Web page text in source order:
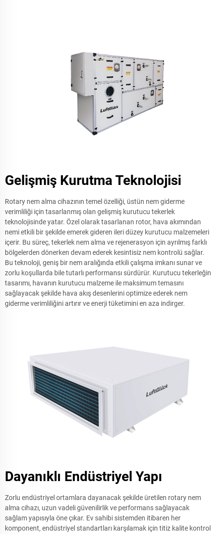
Gelişmiş Kurutma Teknolojisi
Rotary nem alma cihazının temel özelliği, üstün nem giderme
verimliliği için tasarlanmış olan gelişmiş kurutucu tekerlek
teknolojisinde yatar. Özel olarak tasarlanan rotor, hava akımından
nemi etkili bir şekilde emerek gideren ileri düzey kurutucu malzemeleri
içerir. Bu süreç, tekerlek nem alma ve rejenerasyon için ayrılmış farklı
bölgelerden dönerken devam ederek kesintisiz nem kontrolü sağlar.
Bu teknoloji, geniş bir nem aralığında etkili çalışma imkanı sunar ve
zorlu koşullarda bile tutarlı performansı sürdürür. Kurutucu tekerleğin
tasarımı, havanın kurutucu malzeme ile maksimum temasını
sağlayacak şekilde hava akış desenlerini optimize ederek nem
giderme verimliliğini artırır ve enerji tüketimini en aza indirger.
Dayanıklı Endüstriyel Yapı
Zorlu endüstriyel ortamlara dayanacak şekilde üretilen rotary nem
alma cihazı, uzun vadeli güvenilirlik ve performans sağlayacak
sağlam yapısıyla öne çıkar. Ev sahibi sistemden itibaren her
komponent, endüstriyel standartları karşılamak için titiz kalite kontrol